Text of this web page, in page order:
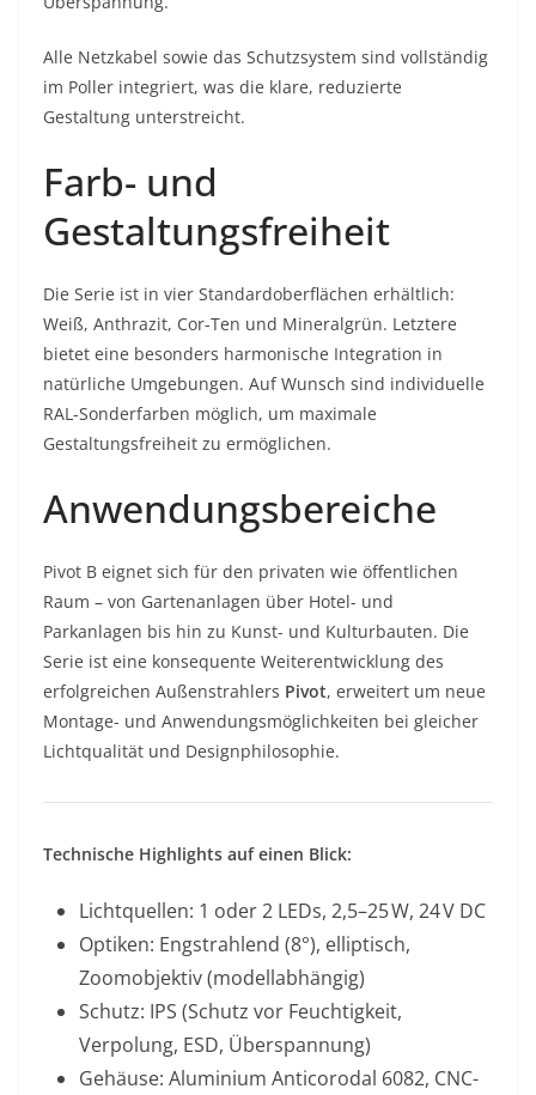
Alle Netzkabel sowie das Schutzsystem sind vollständig
im Poller integriert, was die klare, reduzierte
Gestaltung unterstreicht.
Farb- und
Gestaltungsfreiheit
Die Serie ist in vier Standardoberflächen erhältlich:
Weiß, Anthrazit, Cor-Ten und Mineralgrün. Letztere
bietet eine besonders harmonische Integration in
natürliche Umgebungen. Auf Wunsch sind individuelle
RAL-Sonderfarben möglich, um maximale
Gestaltungsfreiheit zu ermöglichen.
Anwendungsbereiche
Pivot B eignet sich für den privaten wie öffentlichen
Raum – von Gartenanlagen über Hotel- und
Parkanlagen bis hin zu Kunst- und Kulturbauten. Die
Serie ist eine konsequente Weiterentwicklung des
erfolgreichen Außenstrahlers Pivot, erweitert um neue
Montage- und Anwendungsmöglichkeiten bei gleicher
Lichtqualität und Designphilosophie.
Technische Highlights auf einen Blick:
Lichtquellen: 1 oder 2 LEDs, 2,5–25 W, 24 V DC
Optiken: Engstrahlend (8°), elliptisch,
Zoomobjektiv (modellabhängig)
Schutz: IPS (Schutz vor Feuchtigkeit,
Verpolung, ESD, Überspannung)
Gehäuse: Aluminium Anticorodal 6082, CNC-